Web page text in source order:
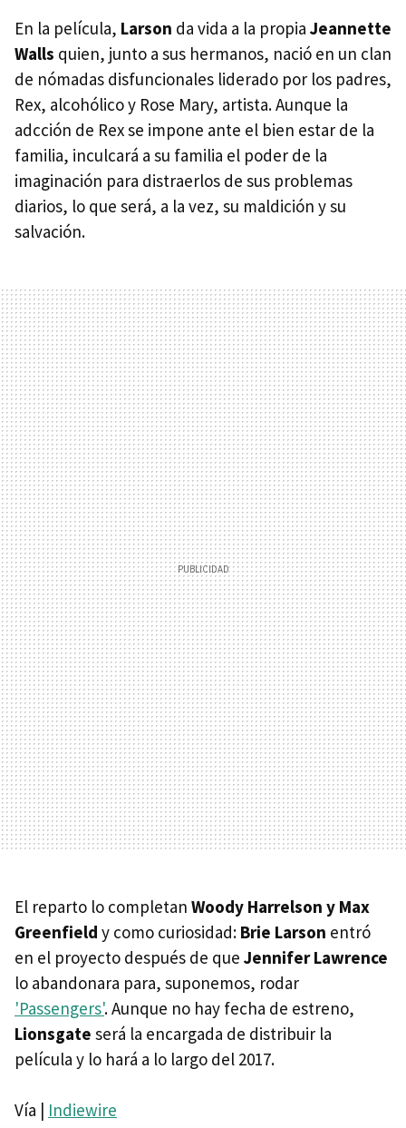
En la película, Larson da vida a la propia Jeannette
Walls quien, junto a sus hermanos, nació en un clan
de nómadas disfuncionales liderado por los padres,
Rex, alcohólico y Rose Mary, artista. Aunque la
adcción de Rex se impone ante el bien estar de la
familia, inculcará a su familia el poder de la
imaginación para distraerlos de sus problemas
diarios, lo que será, a la vez, su maldición y su
salvación.
El reparto lo completan Woody Harrelson y Max
Greenfield y como curiosidad: Brie Larson entró
en el proyecto después de que Jennifer Lawrence
lo abandonara para, suponemos, rodar
'Passengers'. Aunque no hay fecha de estreno,
Lionsgate será la encargada de distribuir la
película y lo hará a lo largo del 2017.
Vía | Indiewire